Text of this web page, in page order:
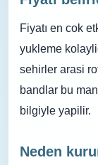
Fiyatı en cok
yukleme
sehirler arasi
bandlar bu
bilgiyle yapilir.
Neden